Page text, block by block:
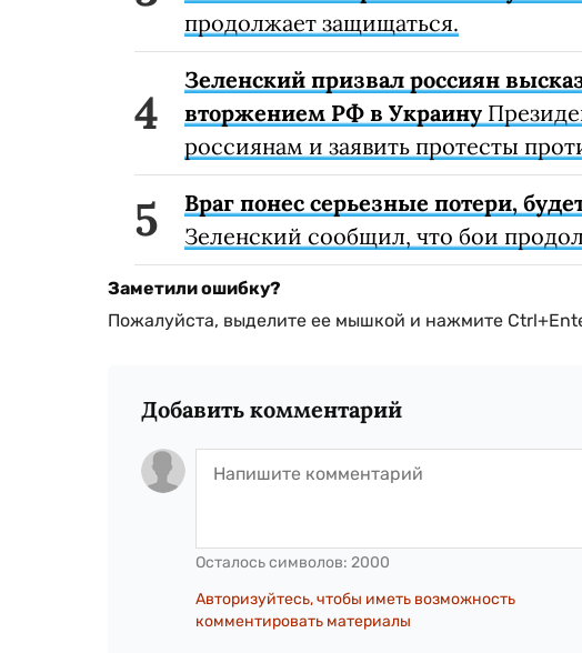
продолжает защищаться.
Зеленский призвал россиян
вторжением РФ в Украину
россиянам и заявить протесты
Враг понес серьезные потери,
Зеленский сообщил, что бои
Заметили ошибку?
Пожалуйста, выделите ее мышкой и нажмите
Добавить комментарий
Осталось символов: 2000
Авторизуйтесь, чтобы иметь возможность
комментировать материалы